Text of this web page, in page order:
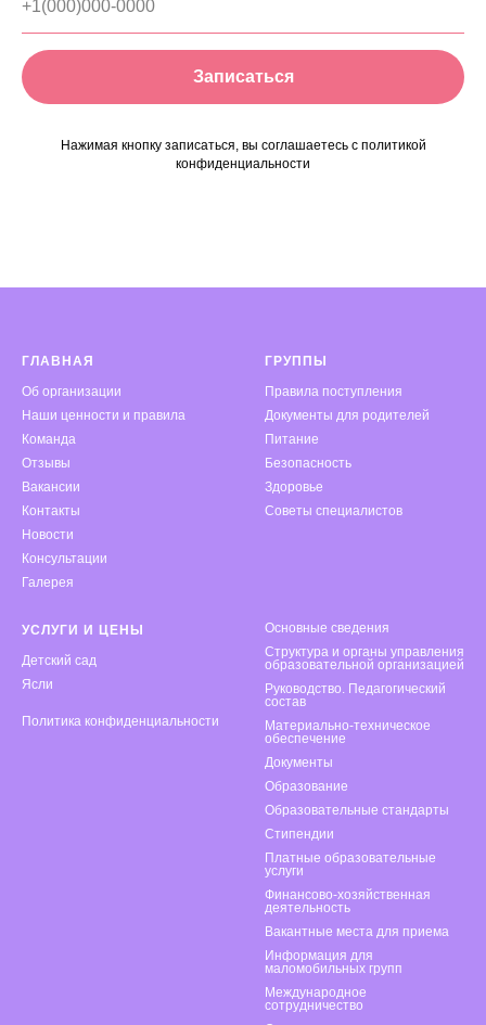
+1(000)000-0000
Записаться
Нажимая кнопку записаться, вы соглашаетесь с политикой
конфиденциальности
ГЛАВНАЯ
Об организации
Наши ценности и правила
Команда
Отзывы
Вакансии
Контакты
Новости
Консультации
Галерея
ГРУППЫ
Правила поступления
Документы для родителей
Питание
Безопасность
Здоровье
Советы специалистов
УСЛУГИ И ЦЕНЫ
Детский сад
Ясли
Политика конфиденциальности
Основные сведения
Структура и органы управления
образовательной организацией
Руководство. Педагогический
состав
Материально-техническое
обеспечение
Документы
Образование
Образовательные стандарты
Стипендии
Платные образовательные
услуги
Финансово-хозяйственная
деятельность
Вакантные места для приема
Информация для
маломобильных групп
Международное
сотрудничество